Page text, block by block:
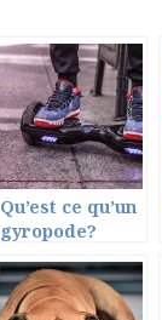
Qu’est ce qu’un
gyropode?